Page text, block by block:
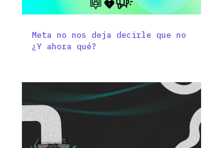
Meta no nos deja decirle que no
¿Y ahora qué?